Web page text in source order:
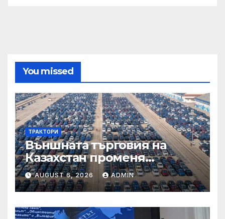
You missed
ТРАКТОРИ
Външната търговия на
Казахстан променя
структурата си – шест
тенденции
AUGUST 6, 2026 ADMIN